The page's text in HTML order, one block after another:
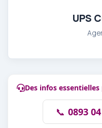
UPS
Des infos
📞 0893